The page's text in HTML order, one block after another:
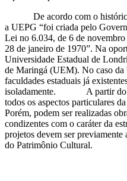
De acordo com o histórico
a UEPG “foi criada pelo
Lei no 6.034, de 6 de
28 de janeiro de 1970”. Na
Universidade Estadual de
de Maringá (UEM). No caso
faculdades estaduais já
isoladamente. A partir do
todos os aspectos particulares
Porém, podem ser realizadas
condizentes com o caráter da
projetos devem ser
do Patrimônio Cultural.